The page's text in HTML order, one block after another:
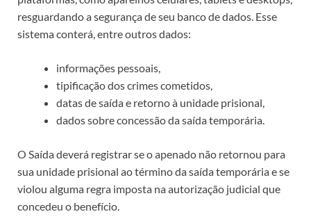
resguardando a segurança de seu banco de dados. Esse
sistema conterá, entre outros dados:
informações pessoais,
tipificação dos crimes cometidos,
datas de saída e retorno à unidade prisional,
dados sobre concessão da saída temporária.
O Saída deverá registrar se o apenado não retornou para
sua unidade prisional ao término da saída temporária e se
violou alguma regra imposta na autorização judicial que
concedeu o benefício.